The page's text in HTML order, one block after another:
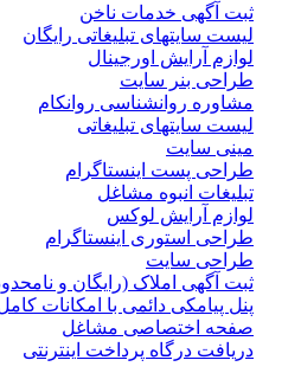
ثبت آگهی خدمات ناخن
لیست سایتهای تبلیغاتی رایگان
لوازم آرایش اورجینال
طراحی بنر سایت
مشاوره روانشناسی روانکام
لیست سایتهای تبلیغاتی
مینی سایت
طراحی پست اینستاگرام
تبلیغات انبوه مشاغل
لوازم آرایش لوکس
طراحی استوری اینستاگرام
طراحی سایت
ثبت آگهی املاک (رایگان و نامحدود)
پنل پیامکی دائمی با امکانات کامل
صفحه اختصاصی مشاغل
دریافت درگاه پرداخت اینترنتی